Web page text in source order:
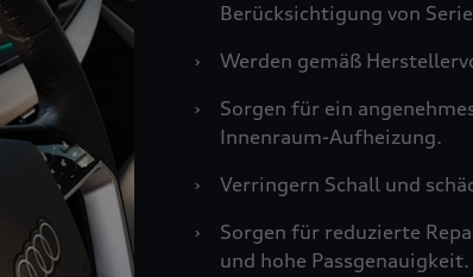
Berücksichtigung von
›
Werden gemäß
›
Sorgen für ein
Innenraum-Aufheizung.
›
Verringern Schall und
›
Sorgen für reduzierte
und hohe Passgenauigkeit.